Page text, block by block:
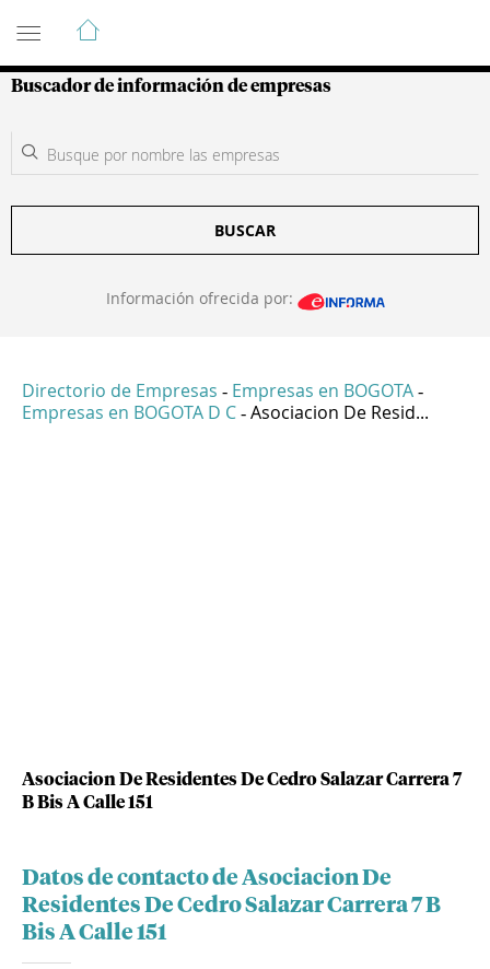
Guía de Empresas Colombianas
Buscador de información de empresas
BUSCAR
Información ofrecida por:
Directorio de Empresas - Empresas en BOGOTA -
Empresas en BOGOTA D C - Asociacion De Resid...
Asociacion De Residentes De Cedro Salazar Carrera 7
B Bis A Calle 151
Datos de contacto de Asociacion De
Residentes De Cedro Salazar Carrera 7 B
Bis A Calle 151